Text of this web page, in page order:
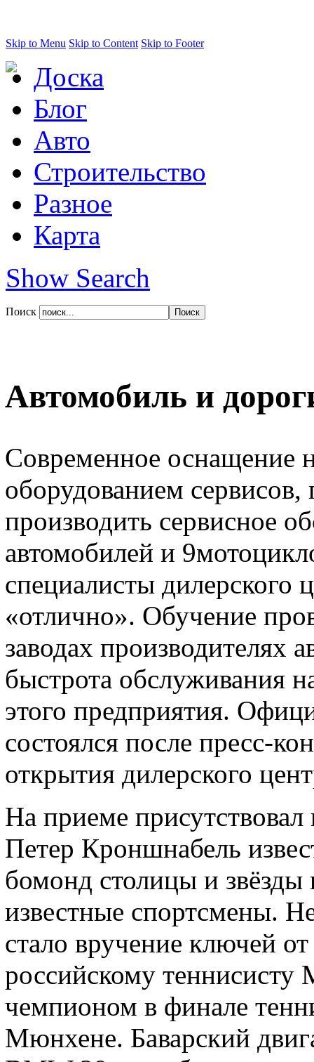
Skip to Menu Skip to Content Skip to Footer
Доска
Блог
Авто
Строительство
Разное
Карта
Show Search
Поиск
Автомобиль и
Современное оснащение
оборудованием
производить сервисное
автомобилей и
специалисты дилерского
«отлично». Обучение
заводах производителях
быстрота обслуживания
этого предприятия.
состоялся после пресс-
открытия дилерского
На приеме
Петер Кроншнабель
бомонд столицы и
известные спортсмены.
стало вручение ключей
российскому
чемпионом в финале
Мюнхене. Баварский